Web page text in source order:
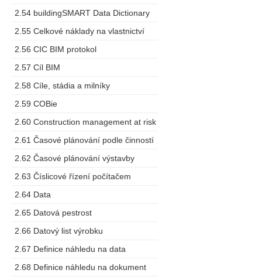
2.54 buildingSMART Data Dictionary
2.55 Celkové náklady na vlastnictví
2.56 CIC BIM protokol
2.57 Cíl BIM
2.58 Cíle, stádia a milníky
2.59 COBie
2.60 Construction management at risk
2.61 Časové plánování podle činností
2.62 Časové plánování výstavby
2.63 Číslicové řízení počítačem
2.64 Data
2.65 Datová pestrost
2.66 Datový list výrobku
2.67 Definice náhledu na data
2.68 Definice náhledu na dokument